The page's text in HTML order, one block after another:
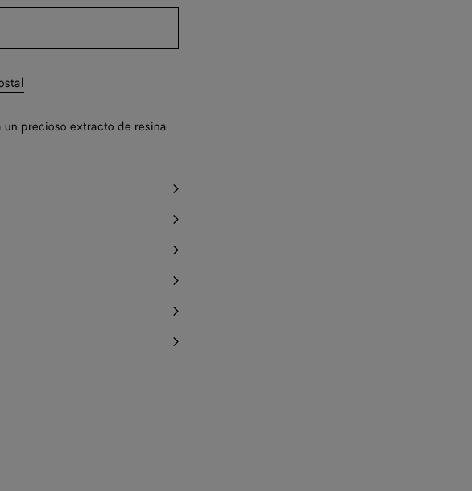
precioso extracto de resina